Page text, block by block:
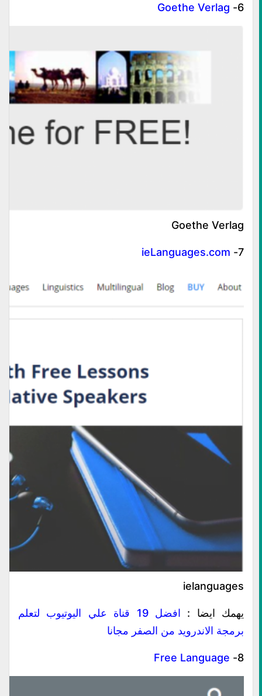
6-
Goethe Verlag
Goethe Verlag
7-
ieLanguages.com
ielanguages
يهمك ايضا :
افضل 19 قناة علي اليوتيوب لتعلم
برمجة الاندرويد من الصفر مجانا
8-
Free Language